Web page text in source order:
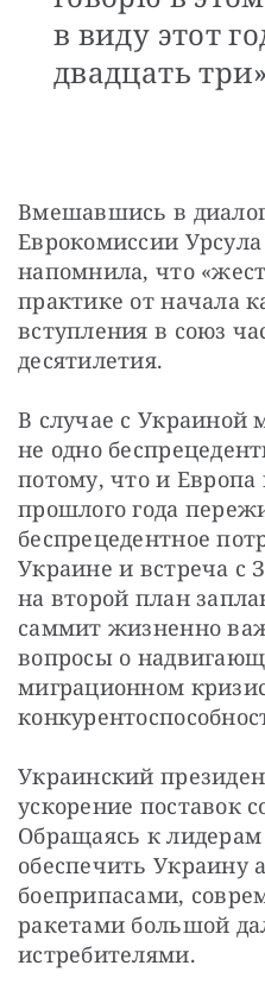
в виду этот
двадцать
Вмешавшись в
Еврокомиссии
напомнила, что
практике от начала
вступления в союз
десятилетия.
В случае с
не одно
потому, что и Европа
прошлого года
беспрецедентное
Украине и встреча с
на второй план
саммит жизненно
вопросы о
миграционном
Украинский
ускорение поставок
Обращаясь к
обеспечить Украину
боеприпасами,
ракетами большой
истребителями.